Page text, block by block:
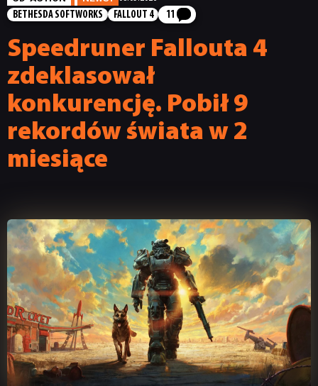
BETHESDA SOFTWORKS
FALLOUT 4 11
Speedruner Fallouta 4
zdeklasował
konkurencję. Pobił 9
rekordów świata w 2
miesiące